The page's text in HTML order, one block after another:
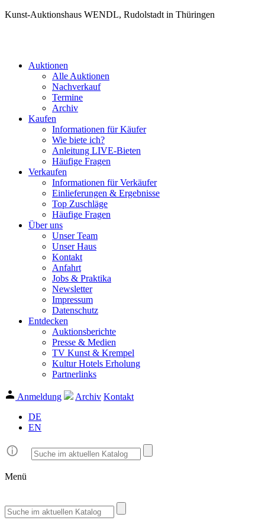
Kunst-Auktionshaus WENDL, Rudolstadt in Thüringen
Auktionen
Alle Auktionen
Nachverkauf
Termine
Archiv
Kaufen
Informationen für Käufer
Wie biete ich?
Anleitung LIVE-Bieten
Häufige Fragen
Verkaufen
Informationen für Verkäufer
Einlieferungen & Ergebnisse
Top Zuschläge
Häufige Fragen
Über uns
Unser Team
Unser Haus
Kontakt
Anfahrt
Jobs & Praktika
Newsletter
Impressum
Datenschutz
Entdecken
Auktionsberichte
Presse & Medien
TV Kunst & Krempel
Kultur Hotels Erholung
Partnerlinks
Anmeldung Archiv Kontakt
DE
EN
Menü